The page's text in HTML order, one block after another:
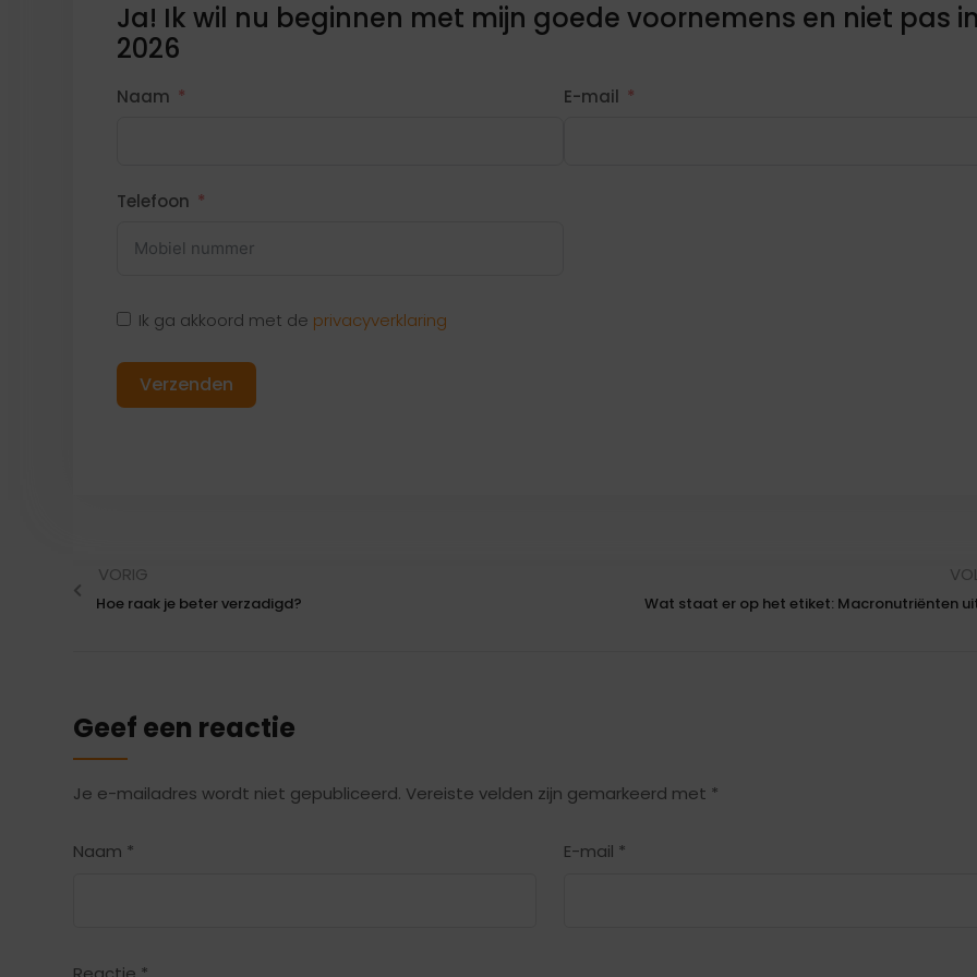
Ja! Ik wil nu beginnen met mijn goede voornemens en niet pas
2026
Naam
Telefoon
E-mail
Ik ga akkoord met de privacyverklaring
Verzenden
VORIG
Hoe raak je beter verzadigd? Wat staat er op het etiket: Macronutriënten
Geef een reactie
Je e-mailadres wordt niet gepubliceerd. Vereiste velden zijn gemarkeerd met *
Naam * E-mail *